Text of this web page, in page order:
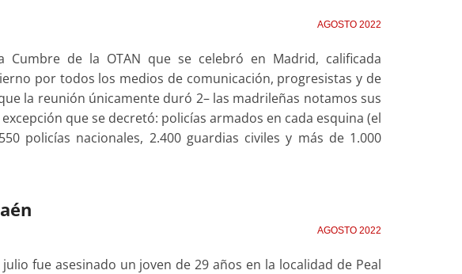
AGOSTO 2022
de la OTAN que se celebró en Madrid, calificada
por todos los medios de comunicación, progresistas y de
la reunión únicamente duró 2– las madrileñas notamos sus
que se decretó: policías armados en cada esquina (el
policías nacionales, 2.400 guardias civiles y más de 1.000
AGOSTO 2022
fue asesinado un joven de 29 años en la localidad de Peal